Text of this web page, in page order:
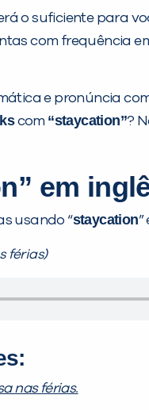
o suficiente para
com frequência
e pronúncia
com “staycation”?
em
usando “staycation
férias)
nas férias.